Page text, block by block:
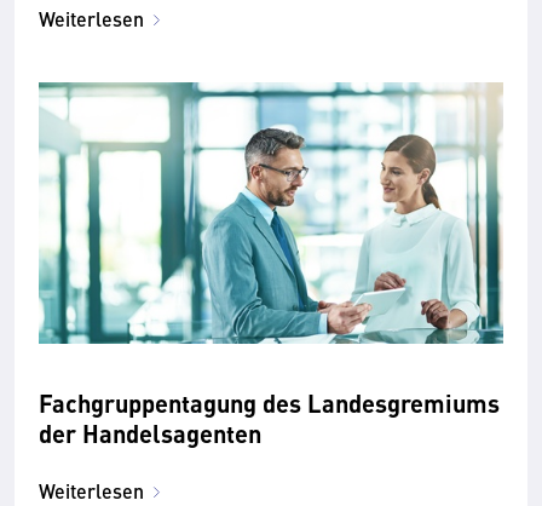
Weiterlesen
Fachgruppentagung des Landesgremiums
der Handelsagenten
Weiterlesen